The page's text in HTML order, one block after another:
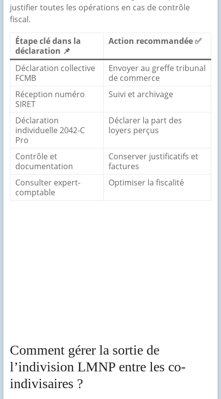
justifier toutes les opérations en cas de contrôle
fiscal.
Étape clé dans la
déclaration 📌
Action recommandée ✅
Déclaration collective
FCMB
Envoyer au greffe tribunal
de commerce
Réception numéro
SIRET
Suivi et archivage
Déclaration
individuelle 2042-C
Pro
Déclarer la part des
loyers perçus
Contrôle et
documentation
Conserver justificatifs et
factures
Consulter expert-
comptable
Optimiser la fiscalité
Comment gérer la sortie de
l’indivision LMNP entre les co-
indivisaires ?